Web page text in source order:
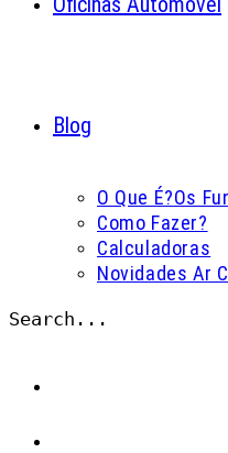
Blog
O Que É?Os
Como Fazer?
Calculadoras
Novidades Ar
Search...